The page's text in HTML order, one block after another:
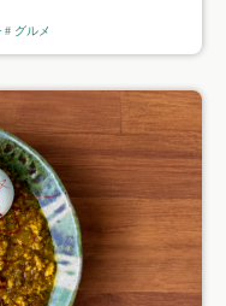
グルメ